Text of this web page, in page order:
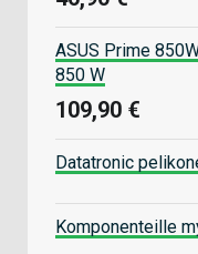
ASUS Prime
850 W
109,90 €
Datatronic
Komponenteille